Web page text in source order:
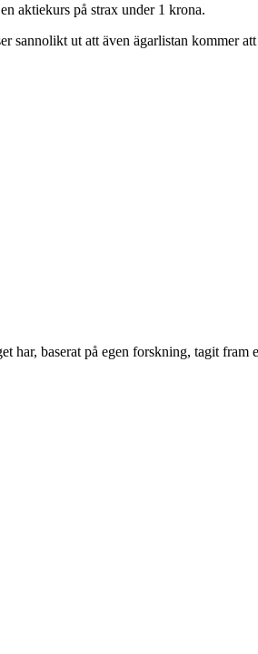
aktiekurs på strax under 1 krona.
ut att även ägarlistan kommer
har, baserat på egen forskning, tagit